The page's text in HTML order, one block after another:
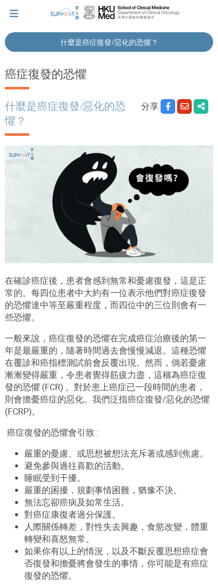
讓我們與你並肩而行。
擁抱每刻，留住這愛。
輕鬆一下，充下電啦！
小貼士‧「家」資源
癌症復發的恐懼
什麼是癌症復發/惡化的恐懼？
分享
什麼是癌症復發/惡化的恐
懼？
在確診癌症後，患者會感到無常和憂慮復發，這是正
常的。 每四位患者中大約有一位表示他們對癌症復發
的恐懼達中等至嚴重程度，而四位中的三位則會有一
些恐懼。
一般來說，癌症復發的恐懼在完成癌症治療後的第一
年是最嚴重的，隨著時間過去會慢慢減退。這種恐懼
在覆診和癌指標測試前會反覆出現。然而，倘若憂慮
漸漸變得嚴重，令患者覺得筋疲力盡，這稱為癌症復
發的恐懼 (FCR) 。對於患上癌症已一段時間的患者，
則會擔憂癌症的惡化。我們泛指癌症復發/惡化的恐懼
(FCRP)。
癌症復發的恐懼會引致 :
嚴重的憂慮、或思想被想法充斥著或感到焦慮。
避免參與過往喜歡的活動。
睡眠受到干擾。
嚴重的困擾，規劃事情困難 ，猶豫不決。
無法忘卻癌病及如常生活。
對癌症康復者過分保護。
人際關係轉差，對性失去興趣 ，食慾改變，體重
轉變和喜怒無常。
如果你有以上的情況，以及不斷反覆思想癌症會
否復發和擔憂將會發生的事情，你可能是有癌症
復發的恐懼。